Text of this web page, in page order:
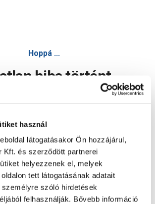
használ
látogatásakor Ön hozzájárul,
Kft. és szerződött partnerei
helyezzenek el, melyek
tett látogatásának adatait
szóló hirdetések
felhasználják. Bővebb információ
Hoppá ...
hiba történt
Oldal újratöltése